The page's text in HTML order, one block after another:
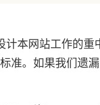
本网站工作的
准。如果我们遗